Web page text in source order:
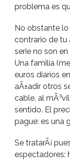
problema es
No obstante lo
contrario de tu
serie no son
Una familia
euros diarios
aÃ±adir otros
cable, al
sentido. El
pague: es una
Se tratarÃ¡
espectadores: